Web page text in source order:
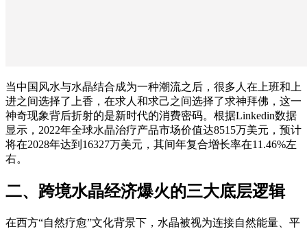
当中国风水与水晶结合成为一种潮流之后，很多人在上班和上
进之间选择了上香，在求人和求己之间选择了求神拜佛，这一
神奇现象背后折射的是新时代的消费密码。根据Linkedin数据
显示，2022年全球水晶治疗产品市场价值达8515万美元，预计
将在2028年达到16327万美元，其间年复合增长率在11.46%左
右。
二、跨境水晶经济爆火的三大底层逻辑
在西方“自然疗愈”文化背景下，水晶被视为连接自然能量、平